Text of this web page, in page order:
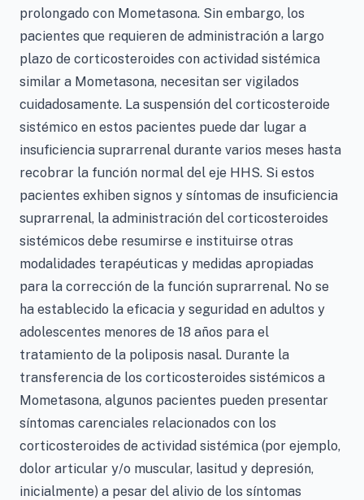
prolongado con Mometasona. Sin embargo, los
pacientes que requieren de administración a largo
plazo de corticosteroides con actividad sistémica
similar a Mometasona, necesitan ser vigilados
cuidadosamente. La suspensión del corticosteroide
sistémico en estos pacientes puede dar lugar a
insuficiencia suprarrenal durante varios meses hasta
recobrar la función normal del eje HHS. Si estos
pacientes exhiben signos y síntomas de insuficiencia
suprarrenal, la administración del corticosteroides
sistémicos debe resumirse e instituirse otras
modalidades terapéuticas y medidas apropiadas
para la corrección de la función suprarrenal. No se
ha establecido la eficacia y seguridad en adultos y
adolescentes menores de 18 años para el
tratamiento de la poliposis nasal. Durante la
transferencia de los corticosteroides sistémicos a
Mometasona, algunos pacientes pueden presentar
síntomas carenciales relacionados con los
corticosteroides de actividad sistémica (por ejemplo,
dolor articular y/o muscular, lasitud y depresión,
inicialmente) a pesar del alivio de los síntomas